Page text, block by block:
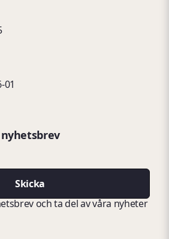
01
Skicka
och ta del av våra nyheter